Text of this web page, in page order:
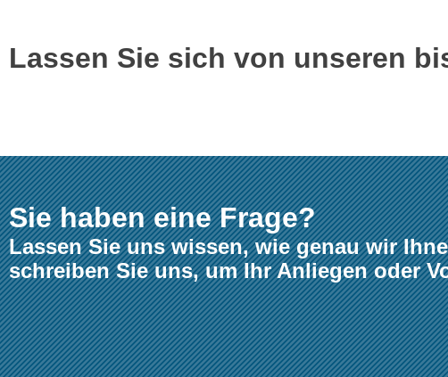
Lassen Sie sich von unseren
Sie haben eine Frage?
Lassen Sie uns wissen, wie genau wir
schreiben Sie uns, um Ihr Anliegen oder